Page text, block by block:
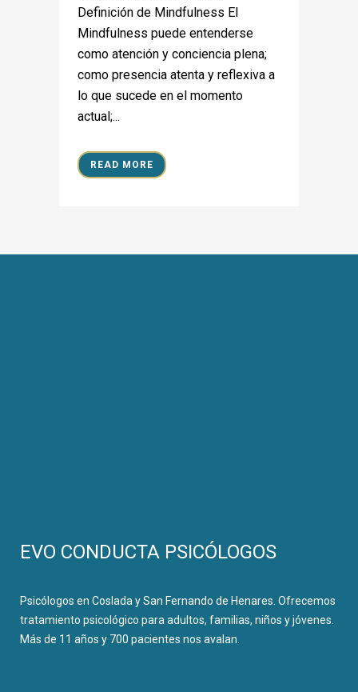
Definición de Mindfulness El
Mindfulness puede entenderse
como atención y conciencia plena;
como presencia atenta y reflexiva a
lo que sucede en el momento
actual;...
READ MORE
EVO CONDUCTA PSICÓLOGOS
Psicólogos en Coslada y San Fernando de Henares. Ofrecemos
tratamiento psicológico para adultos, familias, niños y jóvenes.
Más de 11 años y 700 pacientes nos avalan.